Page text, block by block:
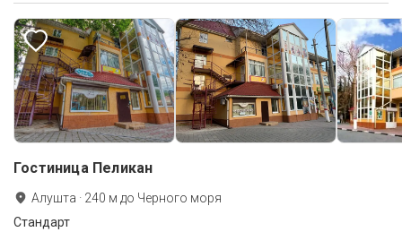
Гостиница Пеликан
Алушта · 240 м до Черного моря
Стандарт